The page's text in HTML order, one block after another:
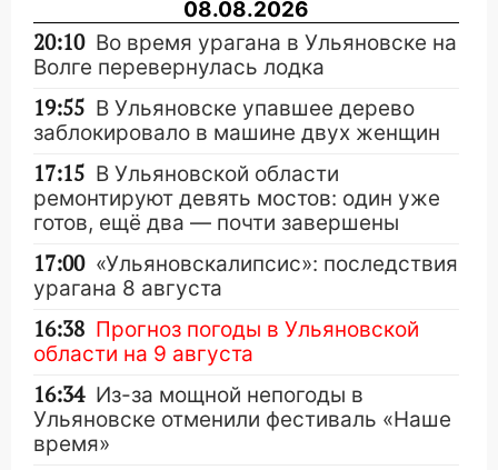
08.08.2026
20:10 Во время урагана в Ульяновске на
Волге перевернулась лодка
19:55 В Ульяновске упавшее дерево
заблокировало в машине двух женщин
17:15 В Ульяновской области
ремонтируют девять мостов: один уже
готов, ещё два — почти завершены
17:00 «Ульяновскалипсис»: последствия
урагана 8 августа
16:38 Прогноз погоды в Ульяновской
области на 9 августа
16:34 Из-за мощной непогоды в
Ульяновске отменили фестиваль «Наше
время»